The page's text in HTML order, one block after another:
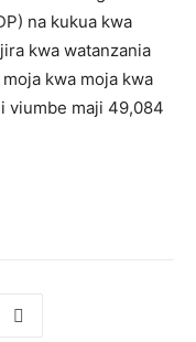
na kukua kwa
kwa watanzania
kwa moja kwa
viumbe maji 49,084